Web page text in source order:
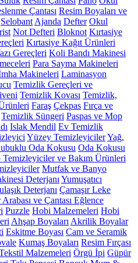
Çantası Resim Boyaları ve
Selobant Ajanda Defter Okul
Not Defteri Bloknot Kırtasiye
Kırtasiye Kağıt Ürünleri
Gereçleri Koli Bandı Makinesi
Para Sayma Makineleri
Makineleri Laminasyon
Temizlik Gereçleri ve
Temizlik Kovası Temizlik,
Faraş Çekpas Fırça ve
Temizlik Süngeri Paspas ve Mop
Islak Mendil Ev Temizlik
Yüzey TemizleyicilerYağ,
Oda Kokusu Oda Kokusu
Temizleyiciler ve Bakım Ürünleri
Mutfak ve Banyo
Deterjanı Yumuşatıcı
Deterjanı Çamaşır Leke
Arabası ve Çantası Eğlence
Puzzle Hobi Malzemeleri Hobi
Ahşap Boyaları Akrilik Boyalar
Eskitme Boyası Cam ve Seramik
Kumaş Boyaları Resim Fırçası
Malzemeleri Örgü İpi Güpür